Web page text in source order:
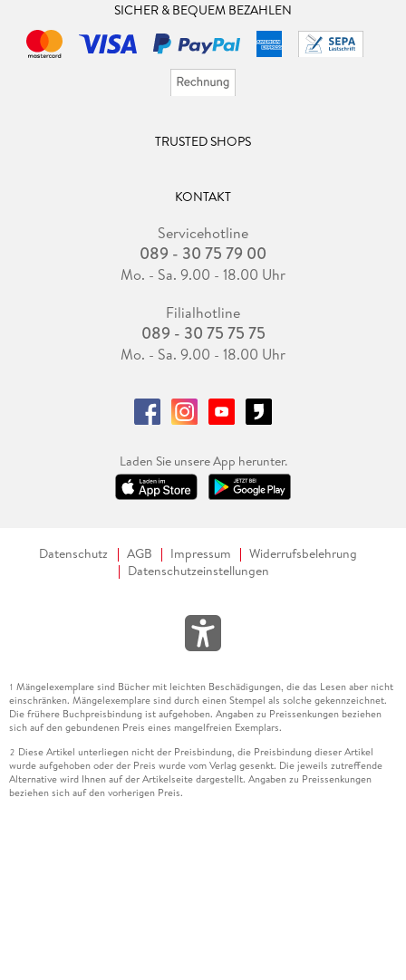
SICHER & BEQUEM BEZAHLEN
TRUSTED SHOPS
KONTAKT
Servicehotline
089 - 30 75 79 00
Mo. - Sa. 9.00 - 18.00 Uhr
Filialhotline
089 - 30 75 75 75
Mo. - Sa. 9.00 - 18.00 Uhr
Laden Sie unsere App herunter.
Datenschutz AGB Impressum
Widerrufsbelehrung
Datenschutzeinstellungen
1 Mängelexemplare sind Bücher mit leichten Beschädigungen, die das Lesen aber nicht
einschränken. Mängelexemplare sind durch einen Stempel als solche gekennzeichnet.
Die frühere Buchpreisbindung ist aufgehoben. Angaben zu Preissenkungen beziehen
sich auf den gebundenen Preis eines mangelfreien Exemplars.
2 Diese Artikel unterliegen nicht der Preisbindung, die Preisbindung dieser Artikel
wurde aufgehoben oder der Preis wurde vom Verlag gesenkt. Die jeweils zutreffende
Alternative wird Ihnen auf der Artikelseite dargestellt. Angaben zu Preissenkungen
beziehen sich auf den vorherigen Preis.